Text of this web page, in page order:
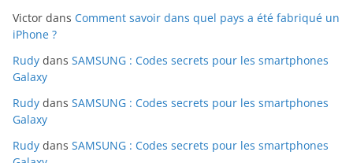
Victor dans Comment savoir dans quel pays a été fabriqué un
iPhone ?
Rudy dans SAMSUNG : Codes secrets pour les smartphones
Galaxy
Rudy dans SAMSUNG : Codes secrets pour les smartphones
Galaxy
Rudy dans SAMSUNG : Codes secrets pour les smartphones